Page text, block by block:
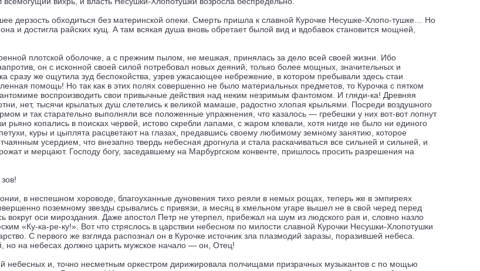
дерзость обходиться без материнской опеки. Смерть пришла к славной Курочке Несушке-Хлопо-тушке… Но
и достигла райских кущ. А там всякая душа вновь обретает былой вид и вдобавок становится мощней,
плотской оболочке, а с прежним пылом, не мешкая, принялась за дело всей своей жизни. Ибо
он с исконной своей силой потребовал новых деяний, только более мощных, значительных и
сразу же ощутила зуд беспокойства, узрев ужасающее небрежение, в котором пребывали здесь стаи
помощь! Но так как в этих полях совершенно не было материальных предметов, то Курочка с пятком
воспроизводить свои привычные действия над неким незримым фантомом. И гляди-ка! Древняя
нет, тысячи крылатых душ слетелись к великой мамаше, радостно хлопая крыльями. Посреди воздушного
и так старательно выполняли все положенные упражнения, что казалось — гребешки у них вот-вот лопнут
копались в поисках червей, истово скребли лапами, с жаром клевали, хотя нигде не было ни единого
куры и цыплята расцветают на глазах, предавшись своему любимому земному занятию, которое
усердием, что внезапно твердь небесная дрогнула и стала раскачиваться все сильней и сильней, и
и мерцают. Господу богу, заседавшему на Марбургском конвенте, пришлось просить разрешения на
в неспешном хороводе, благоуханные дуновения тихо реяли в немых рощах, теперь же в эмпиреях
поземному звезды срывались с привязи, а месяц в хмельном угаре вышел не в свой черед перед
вокруг оси мироздания. Даже апостол Петр не утерпел, прибежал на шум из людского рая и, словно назло
«Ку-ка-ре-ку!». Вот что стряслось в царствии небесном по милости славной Курочки Несушки-Хлопотушки
С первого же взгляда распознал он в Курочке источник зла плазмодий заразы, поразившей небеса.
но на небесах должно царить мужское начало — он, Отец!
небесных и, точно несметным оркестром дирижировала полчищами призрачных музыкантов с по мощью